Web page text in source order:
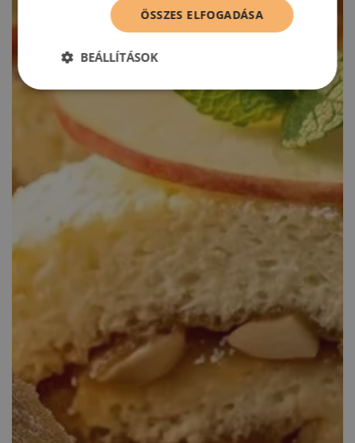
ÖSSZES ELFOGADÁSA
BEÁLLÍTÁSOK